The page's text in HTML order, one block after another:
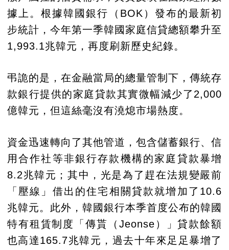
據上。根據韓國銀行（BOK）發布的最新初
步統計，今年第一季韓國家庭信貸總額攀升至
1,993.1兆韓元，再度刷新歷史紀錄。
弔詭的是，在金融當局的總量管制下，傳統存
款銀行提供的家庭貸款其實微幅減少了2,000
億韓元，但這絲毫沒有澆熄市場熱度。
資金迅速轉向了其他管道，包含儲蓄銀行、信
用合作社等非銀行存款機構的家庭貸款暴增
8.2兆韓元；其中，光是為了趕在法規變嚴前
「壓線」借出的住宅相關貸款就增加了10.6
兆韓元。此外，韓國銀行本季首度公布的韓國
特有租賃制度「傳貰（Jeonse）」貸款餘額
也高達165.7兆韓元，過去十年來足足暴增了